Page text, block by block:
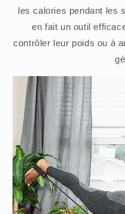
les calories pendant les
en fait un outil
contrôler leur poids ou à